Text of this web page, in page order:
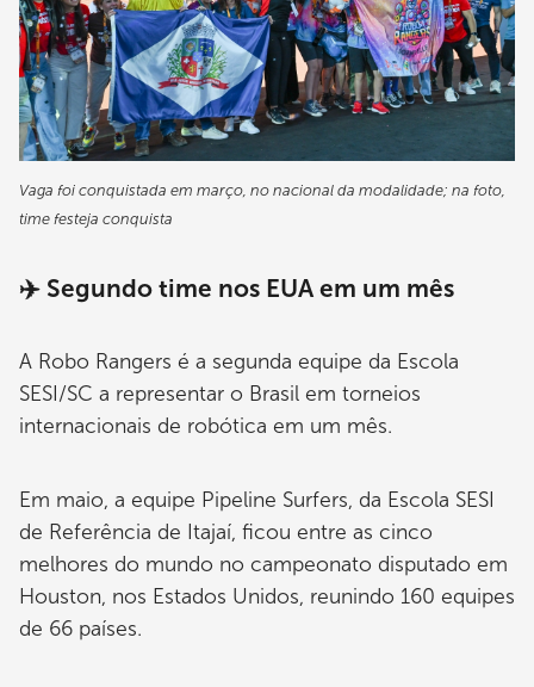
Vaga foi conquistada em março, no nacional da modalidade; na foto,
time festeja conquista
✈️ Segundo time nos EUA em um mês
A Robo Rangers é a segunda equipe da Escola
SESI/SC a representar o Brasil em torneios
internacionais de robótica em um mês.
Em maio, a equipe Pipeline Surfers, da Escola SESI
de Referência de Itajaí, ficou entre as cinco
melhores do mundo no campeonato disputado em
Houston, nos Estados Unidos, reunindo 160 equipes
de 66 países.